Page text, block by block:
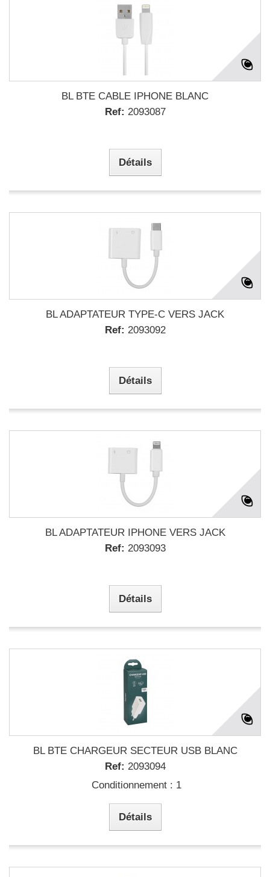
BL BTE CABLE IPHONE BLANC
Ref: 2093087
Détails
BL ADAPTATEUR TYPE-C VERS JACK
Ref: 2093092
Détails
BL ADAPTATEUR IPHONE VERS JACK
Ref: 2093093
Détails
BL BTE CHARGEUR SECTEUR USB BLANC
Ref: 2093094
Conditionnement : 1
Détails